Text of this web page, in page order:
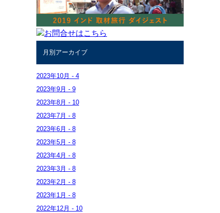
月別アーカイブ
2023年10月 - 4
2023年9月 - 9
2023年8月 - 10
2023年7月 - 8
2023年6月 - 8
2023年5月 - 8
2023年4月 - 8
2023年3月 - 8
2023年2月 - 8
2023年1月 - 8
2022年12月 - 10